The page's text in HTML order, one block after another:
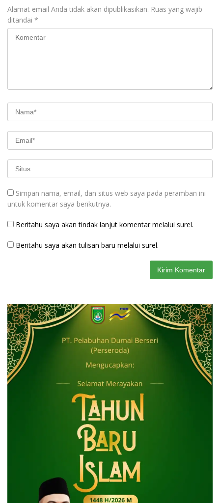
Alamat email Anda tidak akan dipublikasikan. Ruas yang wajib
ditandai *
Simpan nama, email, dan situs web saya pada peramban ini
untuk komentar saya berikutnya.
Beritahu saya akan tindak lanjut komentar melalui surel.
Beritahu saya akan tulisan baru melalui surel.